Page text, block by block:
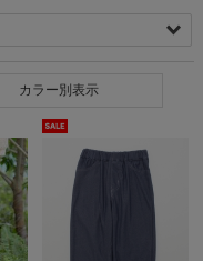
カラー別表示